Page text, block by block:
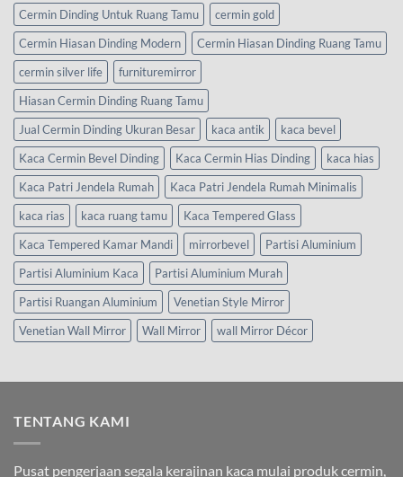
Cermin Dinding Untuk Ruang Tamu
cermin gold
Cermin Hiasan Dinding Modern
Cermin Hiasan Dinding Ruang Tamu
cermin silver life
furnituremirror
Hiasan Cermin Dinding Ruang Tamu
Jual Cermin Dinding Ukuran Besar
kaca antik
kaca bevel
Kaca Cermin Bevel Dinding
Kaca Cermin Hias Dinding
kaca hias
Kaca Patri Jendela Rumah
Kaca Patri Jendela Rumah Minimalis
kaca rias
kaca ruang tamu
Kaca Tempered Glass
Kaca Tempered Kamar Mandi
mirrorbevel
Partisi Aluminium
Partisi Aluminium Kaca
Partisi Aluminium Murah
Partisi Ruangan Aluminium
Venetian Style Mirror
Venetian Wall Mirror
Wall Mirror wall Mirror Décor
TENTANG KAMI
Pusat pengerjaan segala kerajinan kaca mulai produk cermin,